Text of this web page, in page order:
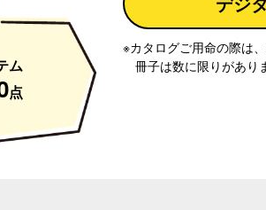
ム
点
※カタログご用命の際は
冊子は数に限りがあり